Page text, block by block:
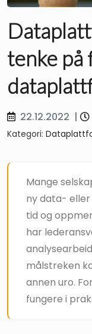
tenke på
22.12.2022 |
Kategori:
Mange
ny data-
tid og
har
målstreken
annen uro.
fungere i